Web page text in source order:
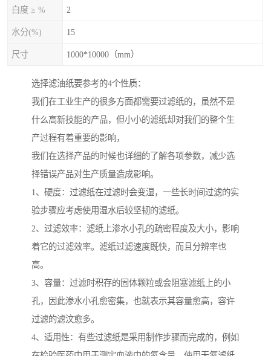
白度 ≥ % 2
水分(%) 15
尺寸 1000*10000（mm）
选择滤油纸要参考的4个性质：
我们在工业生产的很多方面都需要过滤纸的，虽然不是
什么高新技能的产品，但小小的滤纸却对我们的整个生
产过程有着重要的影响，
我们在选择产品的时候也详细的了解各项参数，减少选
择错误产品对生产质量造成影响。
1、硬度：过滤纸在过滤时会变湿，一些长时间过滤的实
验步骤应考虑使用湿水后较坚韧的滤纸。
2、过滤效率：滤纸上渗水小孔的疏密程度及大小，影响
着它的过滤效率。滤纸过滤速度既快，而且分辨率也
高。
3、容量：过滤时积存的固体颗粒或会阻塞滤纸上的小
孔，因此渗水小孔愈密集，也就表示其容量愈高，容许
过滤的滤汶愈多。
4、适用性：有些过滤纸是采用制作步骤而完成的，例如